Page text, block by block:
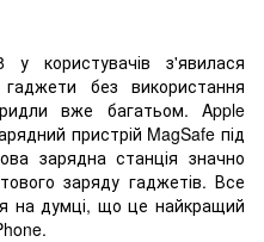
користувачів з'явилася
без використання
вже багатьом. Apple
пристрій MagSafe під
зарядна станція значно
заряду гаджетів. Все
на думці, що це найкращий